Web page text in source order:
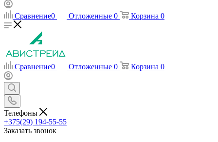
Сравнение0 Отложенные 0 Корзина 0
Сравнение0 Отложенные 0 Корзина 0
Телефоны
+375(29) 194-55-55
Заказать звонок